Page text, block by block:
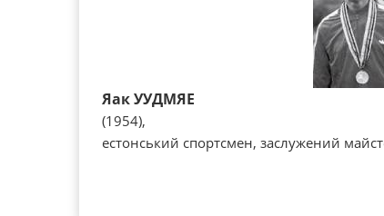
Яак УУДМЯЕ
(1954),
естонський спортсмен, заслужений